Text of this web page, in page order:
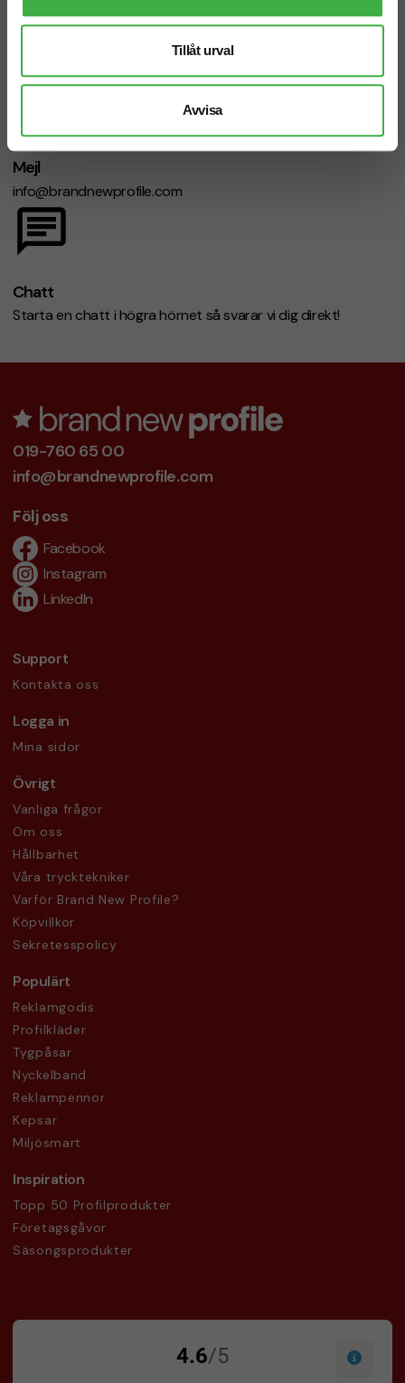
Tillåt urval
Avvisa
Telefon: 019-760 65 00
Mejl
info@brandnewprofile.com
Chatt
Starta en chatt i högra hörnet så svarar vi dig direkt!
019-760 65 00
info@brandnewprofile.com
Följ oss
Facebook
Instagram
LinkedIn
Support
Kontakta oss
Logga in
Mina sidor
Övrigt
Vanliga frågor
Om oss
Hållbarhet
Våra trycktekniker
Varför Brand New Profile?
Köpvillkor
Sekretesspolicy
Populärt
Reklamgodis
Profilkläder
Tygpåsar
Nyckelband
Reklampennor
Kepsar
Miljösmart
Inspiration
Topp 50 Profilprodukter
Företagsgåvor
Säsongsprodukter